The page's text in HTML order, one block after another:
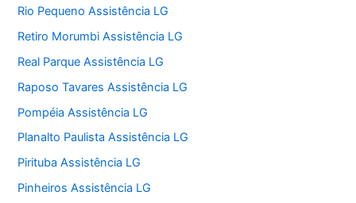
Rio Pequeno Assistência LG
Retiro Morumbi Assistência LG
Real Parque Assistência LG
Raposo Tavares Assistência LG
Pompéia Assistência LG
Planalto Paulista Assistência LG
Pirituba Assistência LG
Pinheiros Assistência LG